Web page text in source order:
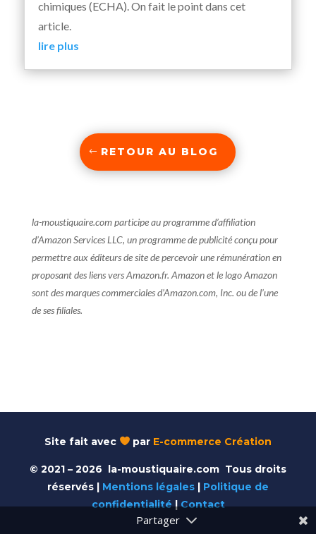
chimiques (ECHA). On fait le point dans cet
article.
lire plus
RETOUR AU BLOG
la-moustiquaire.com participe au programme d’affiliation
d’Amazon Services LLC, un programme de publicité conçu pour
permettre aux éditeurs de site de percevoir une rémunération en
proposant des liens vers Amazon.fr. Amazon et le logo Amazon
sont des marques commerciales d’Amazon.com, Inc. ou de l’une
de ses filiales.
Site fait avec par E-commerce Création
© 2021 – 2026 la-moustiquaire.com Tous droits
réservés | Mentions légales | Politique de
confidentialité|Contact